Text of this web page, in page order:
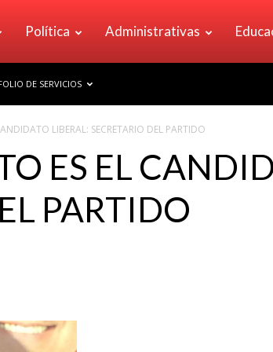
Política Administrativas
DE SERVICIOS
LIBERAL: SECRETARIO DEL PARTIDO
ES EL
PARTIDO